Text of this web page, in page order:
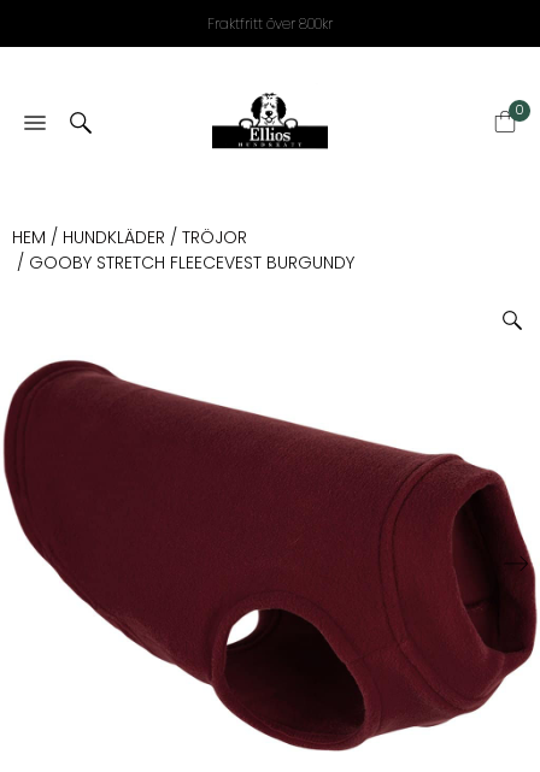
Fraktfritt över 800kr
0
HEM / HUNDKLÄDER / TRÖJOR
/ GOOBY STRETCH FLEECEVEST BURGUNDY